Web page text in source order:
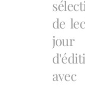
de